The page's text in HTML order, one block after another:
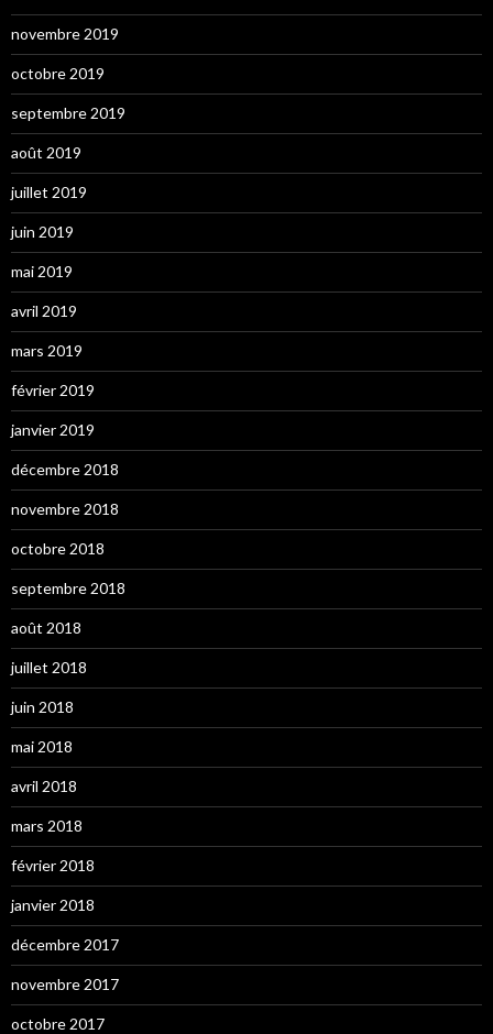
novembre 2019
octobre 2019
septembre 2019
août 2019
juillet 2019
juin 2019
mai 2019
avril 2019
mars 2019
février 2019
janvier 2019
décembre 2018
novembre 2018
octobre 2018
septembre 2018
août 2018
juillet 2018
juin 2018
mai 2018
avril 2018
mars 2018
février 2018
janvier 2018
décembre 2017
novembre 2017
octobre 2017